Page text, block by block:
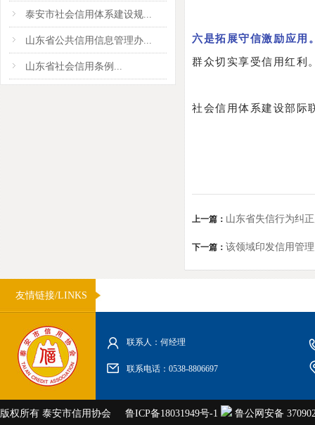
泰安市社会信用体系建设规...
山东省公共信用信息管理办...
山东省社会信用条例...
六是拓展守信激励应用
群众切实享受信用红利
社会信用体系建设部际
上一篇： 山东省失信行为纠
下一篇： 该领域印发信用管
友情链接/LINKS
联系人：何经理
联系电话：0538-8806697
版权所有 泰安市信用协会 鲁ICP备18031949号-1 鲁公网安备